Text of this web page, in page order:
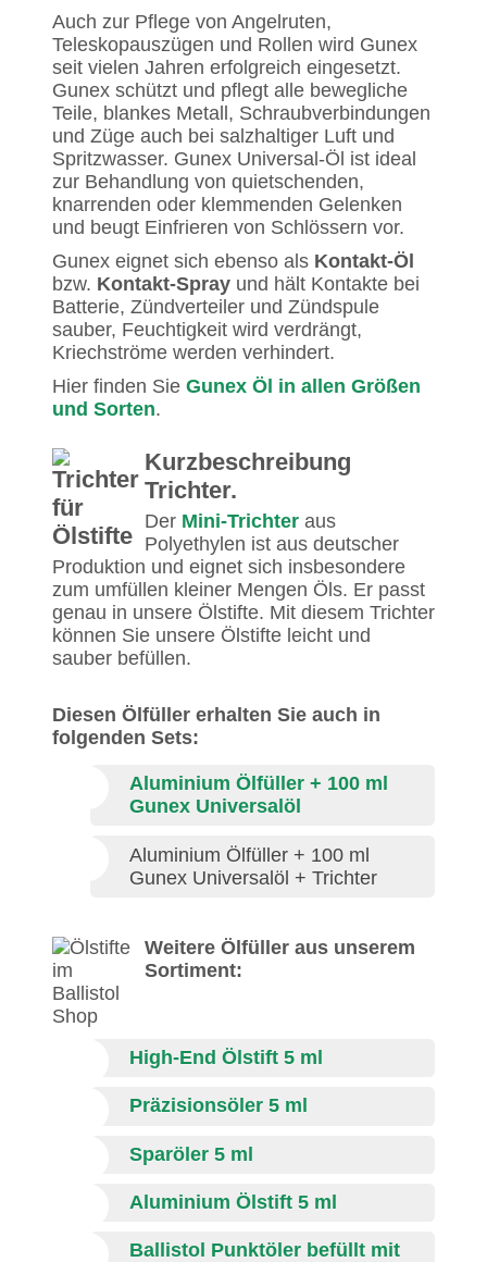
Auch zur Pflege von Angelruten,
Teleskopauszügen und Rollen wird Gunex
seit vielen Jahren erfolgreich eingesetzt.
Gunex schützt und pflegt alle bewegliche
Teile, blankes Metall, Schraubverbindungen
und Züge auch bei salzhaltiger Luft und
Spritzwasser. Gunex Universal-Öl ist ideal
zur Behandlung von quietschenden,
knarrenden oder klemmenden Gelenken
und beugt Einfrieren von Schlössern vor.
Gunex eignet sich ebenso als Kontakt-Öl
bzw. Kontakt-Spray und hält Kontakte bei
Batterie, Zündverteiler und Zündspule
sauber, Feuchtigkeit wird verdrängt,
Kriechströme werden verhindert.
Hier finden Sie Gunex Öl in allen Größen
und Sorten.
Kurzbeschreibung
Trichter.
Der Mini-Trichter aus
Polyethylen ist aus deutscher
Produktion und eignet sich insbesondere
zum umfüllen kleiner Mengen Öls. Er passt
genau in unsere Ölstifte. Mit diesem Trichter
können Sie unsere Ölstifte leicht und
sauber befüllen.
Diesen Ölfüller erhalten Sie auch in
folgenden Sets:
Aluminium Ölfüller + 100 ml
Gunex Universalöl
Aluminium Ölfüller + 100 ml
Gunex Universalöl + Trichter
Weitere Ölfüller aus unserem
Sortiment:
High-End Ölstift 5 ml
Präzisionsöler 5 ml
Sparöler 5 ml
Aluminium Ölstift 5 ml
Ballistol Punktöler befüllt mit